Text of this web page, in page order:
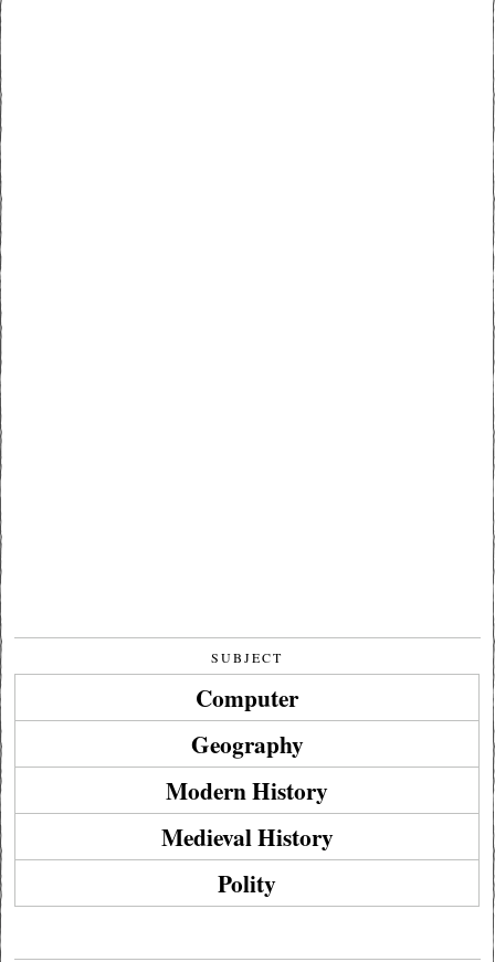
SUBJECT
Computer
Geography
Modern History
Medieval History
Polity